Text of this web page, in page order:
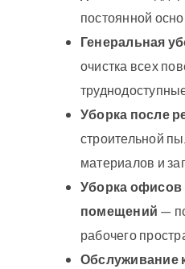
постоянной
Генеральная
очистка всех
Уборка после
строительной
материалов и
Уборка офисов
помещений —
рабочего
Обслуживание